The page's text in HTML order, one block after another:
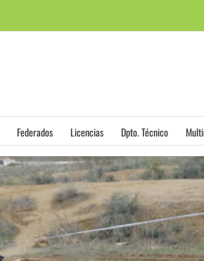
Federados Licencias Dpto. Técnico